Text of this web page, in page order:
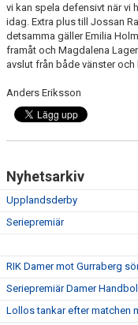
vi kan spela defensivt när vi
idag. Extra plus till Jossan
detsamma gäller Emilia
framåt och Magdalena
avslut från både vänster
Anders Eriksson
Nyhetsarkiv
Upplandsderby
Seriepremiär
RIK Damer mot Gurraberg
Seriepremiär Damer
Lollos tankar efter matchen